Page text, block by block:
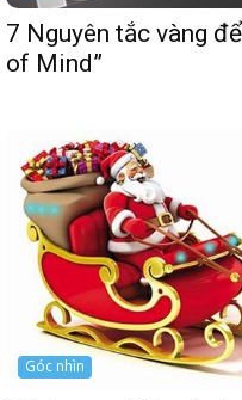
7 Nguyên tắc vàng
of Mind”
Góc nhìn